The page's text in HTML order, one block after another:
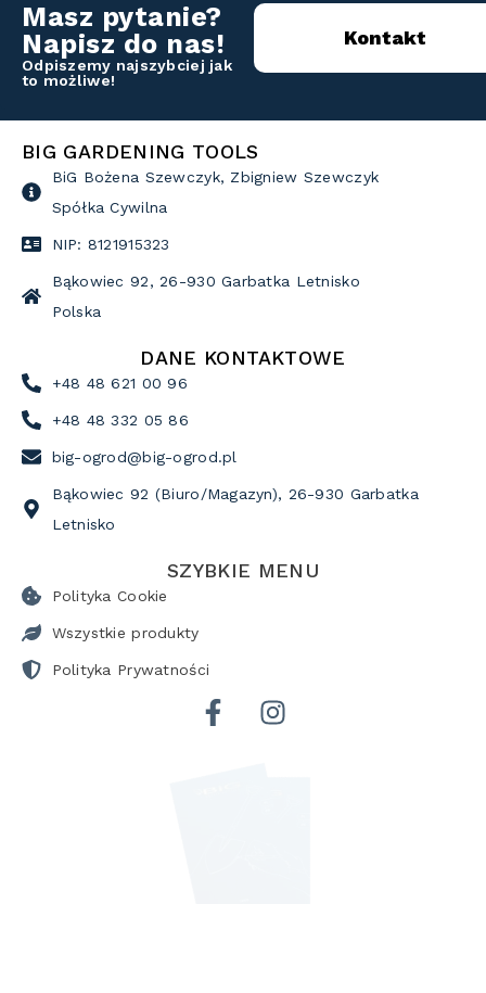
Masz pytanie?
Napisz do nas!
Odpiszemy najszybciej jak
to możliwe!
Kontakt
BIG GARDENING TOOLS
BiG Bożena Szewczyk, Zbigniew Szewczyk
Spółka Cywilna
NIP: 8121915323
Bąkowiec 92, 26-930 Garbatka Letnisko
Polska
DANE KONTAKTOWE
+48 48 621 00 96
+48 48 332 05 86
big-ogrod@big-ogrod.pl
Bąkowiec 92 (Biuro/Magazyn), 26-930 Garbatka
Letnisko
SZYBKIE MENU
Polityka Cookie
Wszystkie produkty
Polityka Prywatności